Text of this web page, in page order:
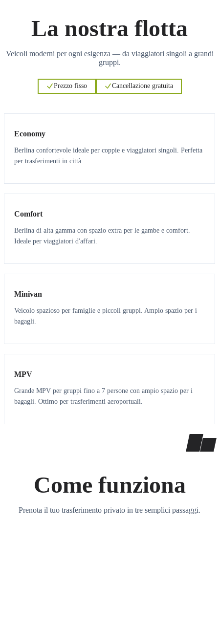
La nostra flotta
Veicoli moderni per ogni esigenza — da viaggiatori singoli a grandi
gruppi.
Prezzo fisso Cancellazione gratuita
Economy
Berlina confortevole ideale per coppie e viaggiatori singoli. Perfetta
per trasferimenti in città.
3 3
Comfort
Berlina di alta gamma con spazio extra per le gambe e comfort.
Ideale per viaggiatori d'affari.
6 5
Minivan
Veicolo spazioso per famiglie e piccoli gruppi. Ampio spazio per i
bagagli.
7 7
MPV
Grande MPV per gruppi fino a 7 persone con ampio spazio per i
bagagli. Ottimo per trasferimenti aeroportuali.
Come funziona
Prenota il tuo trasferimento privato in tre semplici passaggi.